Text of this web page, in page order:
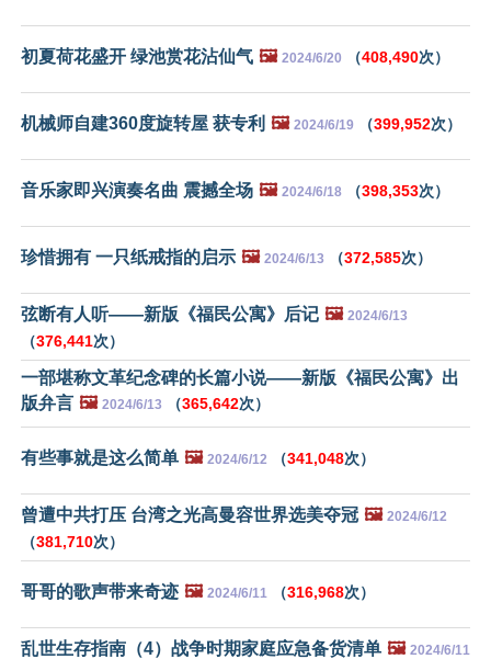
初夏荷花盛开 绿池赏花沾仙气 🖼️ 2024/6/20 （408,490次）
机械师自建360度旋转屋 获专利 🖼️ 2024/6/19 （399,952次）
音乐家即兴演奏名曲 震撼全场 🖼️ 2024/6/18 （398,353次）
珍惜拥有 一只纸戒指的启示 🖼️ 2024/6/13 （372,585次）
弦断有人听——新版《福民公寓》后记 🖼️ 2024/6/13
（376,441次）
一部堪称文革纪念碑的长篇小说——新版《福民公寓》出
版弁言 🖼️ 2024/6/13 （365,642次）
有些事就是这么简单 🖼️ 2024/6/12 （341,048次）
曾遭中共打压 台湾之光高曼容世界选美夺冠 🖼️ 2024/6/12
（381,710次）
哥哥的歌声带来奇迹 🖼️ 2024/6/11 （316,968次）
乱世生存指南（4）战争时期家庭应急备货清单 🖼️ 2024/6/11